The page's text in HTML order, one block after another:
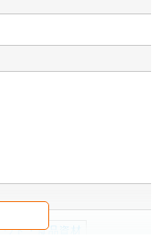
詳しくみる 詳し
ト・食品資材